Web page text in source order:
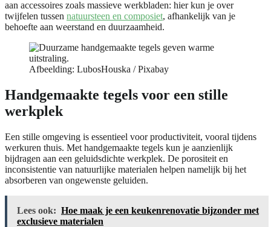
aan accessoires zoals massieve werkbladen: hier kun je over
twijfelen tussen natuursteen en composiet, afhankelijk van je
behoefte aan weerstand en duurzaamheid.
Afbeelding: LubosHouska / Pixabay
Handgemaakte tegels voor een stille
werkplek
Een stille omgeving is essentieel voor productiviteit, vooral tijdens
werkuren thuis. Met handgemaakte tegels kun je aanzienlijk
bijdragen aan een geluidsdichte werkplek. De porositeit en
inconsistentie van natuurlijke materialen helpen namelijk bij het
absorberen van ongewenste geluiden.
Lees ook: Hoe maak je een keukenrenovatie bijzonder met
exclusieve materialen